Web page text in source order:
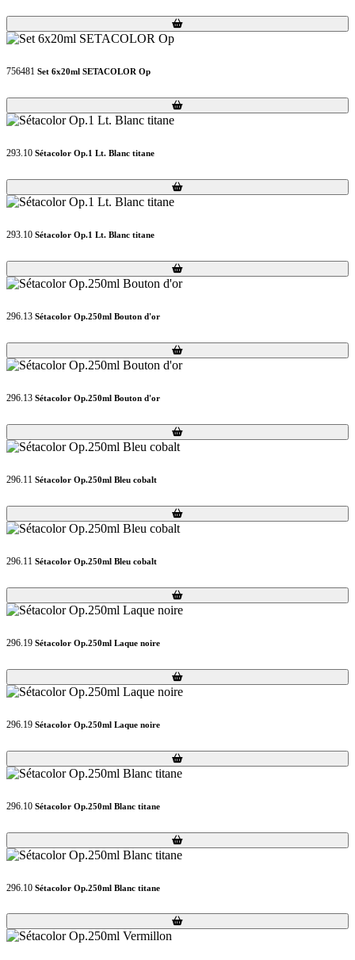
Loading...
Loading...
756481 Set 6x20ml SETACOLOR Op
Loading...
Loading...
293.10 Sétacolor Op.1 Lt. Blanc titane
Loading...
Loading...
293.10 Sétacolor Op.1 Lt. Blanc titane
Loading...
Loading...
296.13 Sétacolor Op.250ml Bouton d'or
Loading...
Loading...
296.13 Sétacolor Op.250ml Bouton d'or
Loading...
Loading...
296.11 Sétacolor Op.250ml Bleu cobalt
Loading...
Loading...
296.11 Sétacolor Op.250ml Bleu cobalt
Loading...
Loading...
296.19 Sétacolor Op.250ml Laque noire
Loading...
Loading...
296.19 Sétacolor Op.250ml Laque noire
Loading...
Loading...
296.10 Sétacolor Op.250ml Blanc titane
Loading...
Loading...
296.10 Sétacolor Op.250ml Blanc titane
Loading...
Loading...